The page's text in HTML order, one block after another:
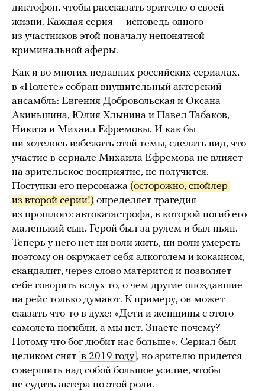
диктофон, чтобы рассказать зрителю о своей
жизни. Каждая серия — исповедь одного
из участников этой поначалу непонятной
криминальной аферы.
Как и во многих недавних российских сериалах,
в «Полете» собран внушительный актерский
ансамбль: Евгения Добровольская и Оксана
Акиньшина, Юлия Хлынина и Павел Табаков,
Никита и Михаил Ефремовы. И как бы
ни хотелось избежать этой темы, сделать вид, что
участие в сериале Михаила Ефремова не влияет
на зрительское восприятие, не получится.
Поступки его персонажа (осторожно, спойлер
из второй серии!) определяет трагедия
из прошлого: автокатастрофа, в которой погиб его
маленький сын. Герой был за рулем и был пьян.
Теперь у него нет ни воли жить, ни воли умереть —
поэтому он окружает себя алкоголем и кокаином,
скандалит, через слово матерится и позволяет
себе говорить вслух то, о чем другие опоздавшие
на рейс только думают. К примеру, он может
сказать что-то в духе: «Дети и женщины с этого
самолета погибли, а мы нет. Знаете почему?
Потому что бог любит нас больше». Сериал был
целиком снят в 2019 году , но зрителю придется
совершить над собой большое усилие, чтобы
не судить актера по этой роли.